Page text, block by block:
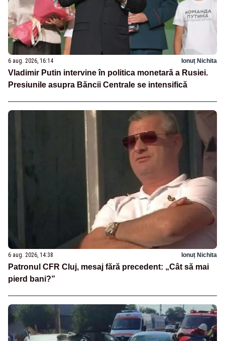
6 aug. 2026, 16:14 Ionuț Nichita
Vladimir Putin intervine în politica monetară a Rusiei.
Presiunile asupra Băncii Centrale se intensifică
6 aug. 2026, 14:38 Ionuț Nichita
Patronul CFR Cluj, mesaj fără precedent: „Cât să mai
pierd bani?”